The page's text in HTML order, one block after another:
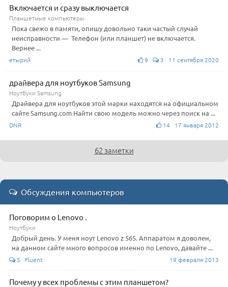
Включается и сразу выключается
Планшетные компьютеры
Пока свежо в памяти, опишу довольно таки частый случай
неисправности — Телефон (или планшет) не включается.
Вернее ...
етырий 9 3 11 сентября 2020
драйвера для ноутбуков Samsung
Ноутбуки Samsung
Драйвера для ноутбуков этой марки находятся на официальном
сайте Samsung.com Найти свою модель можно через поиск на ...
DNR 14 17 января 2012
62 заметки
Обсуждения компьютеров
Поговорим о Lenovo .
Ноутбуки
Добрый день. У меня ноут Lenovo z 565. Аппаратом я доволен,
на данном сайте много вопросов именно по Lenovo, давайте ...
5 Fluent 19 февраля 2013
Почему у всех проблемы с этим планшетом?